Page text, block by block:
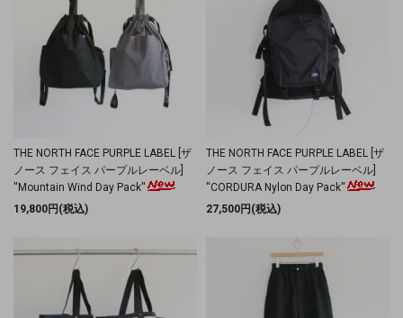
THE NORTH FACE PURPLE LABEL [ザ
ノース フェイス パープルレーベル]
''Mountain Wind Day Pack''
19,800円(税込)
THE NORTH FACE PURPLE LABEL [ザ
ノース フェイス パープルレーベル]
''CORDURA Nylon Day Pack''
27,500円(税込)